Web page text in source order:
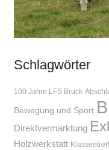
Schlagwörter
100 Jahre LFS Bruck
Bewegung und Sport
Direktvermarktung
Holzwerkstatt